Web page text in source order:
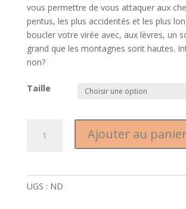
vous permettre de vous attaquer aux
pentus, les plus accidentés et les plus
boucler votre virée avec, aux lèvres, un
grand que les montagnes sont hautes.
non?
Taille
Ajouter au panier
UGS : ND